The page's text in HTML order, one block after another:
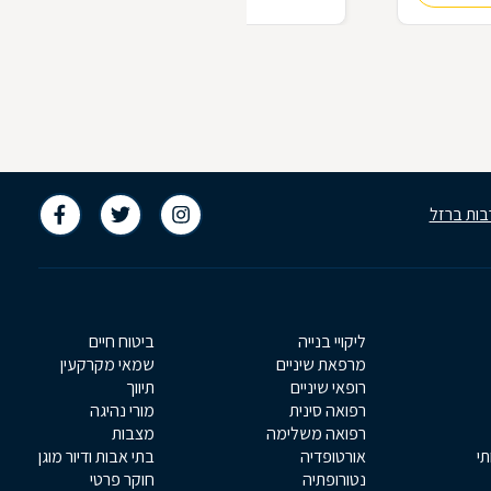
ברזל
ליקויי בנייה
מרפאת שיניים
רופאי שיניים
רפואה סינית
רפואה משלימה
אורטופדיה
נטורופתיה
ביטוח חיים
שמאי מקרקעין
תיווך
מורי נהיגה
מצבות
בתי אבות ודיור מוגן
חוקר פרטי